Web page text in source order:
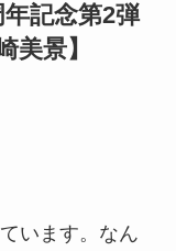
記念第2弾
美景】
います。なん